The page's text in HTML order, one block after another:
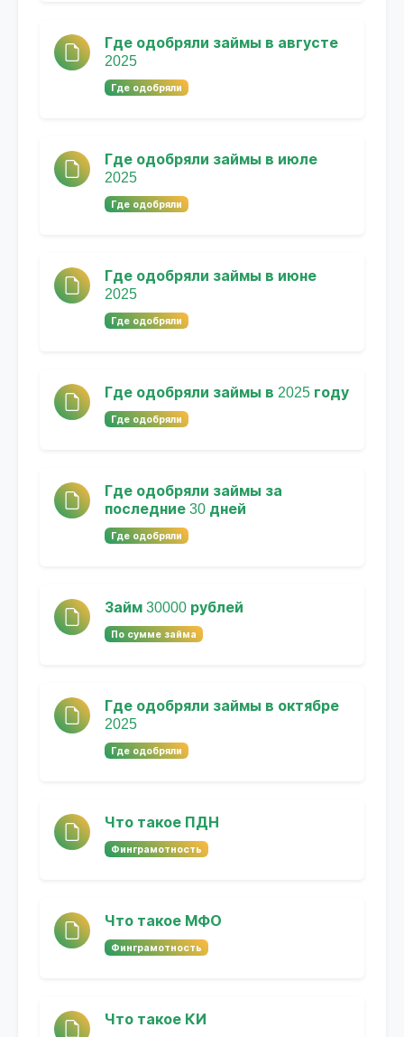
Где одобряли займы в августе
2025
Где одобряли
Где одобряли займы в июле
2025
Где одобряли
Где одобряли займы в июне
2025
Где одобряли
Где одобряли займы в 2025 году
Где одобряли
Где одобряли займы за
последние 30 дней
Где одобряли
Займ 30000 рублей
По сумме займа
Где одобряли займы в октябре
2025
Где одобряли
Что такое ПДН
Финграмотность
Что такое МФО
Финграмотность
Что такое КИ